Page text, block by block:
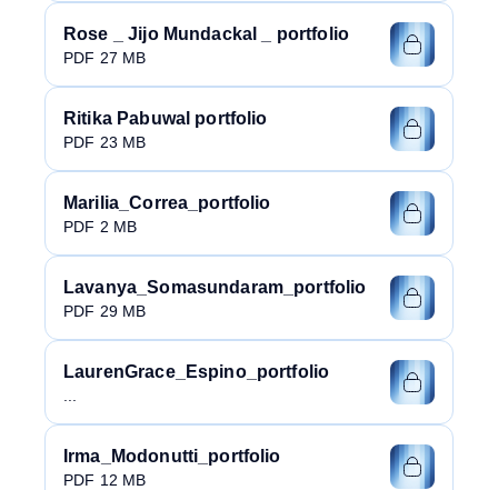
Rose _ Jijo Mundackal _ portfolio
PDF 27 MB
Ritika Pabuwal portfolio
PDF 23 MB
Marilia_Correa_portfolio
PDF 2 MB
Lavanya_Somasundaram_portfolio
PDF 29 MB
LaurenGrace_Espino_portfolio
Irma_Modonutti_portfolio
PDF 12 MB